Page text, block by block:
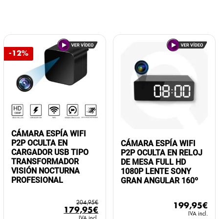
-12%
CÁMARA ESPÍA WIFI
P2P OCULTA EN
CARGADOR USB TIPO
TRANSFORMADOR
VISIÓN NOCTURNA
PROFESIONAL
204,95€
El
179,95€
CÁMARA ESPÍA WIFI
P2P OCULTA EN RELOJ
DE MESA FULL HD
1080P LENTE SONY
GRAN ANGULAR 160º
199,95€
IVA incl.